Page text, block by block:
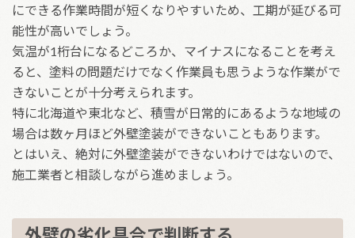
にできる作業時間が短くなりやすいため、工期が延びる可
能性が高いでしょう。
気温が1桁台になるどころか、マイナスになることを考え
ると、塗料の問題だけでなく作業員も思うような作業がで
きないことが十分考えられます。
特に北海道や東北など、積雪が日常的にあるような地域の
場合は数ヶ月ほど外壁塗装ができないこともあります。
とはいえ、絶対に外壁塗装ができないわけではないので、
施工業者と相談しながら進めましょう。